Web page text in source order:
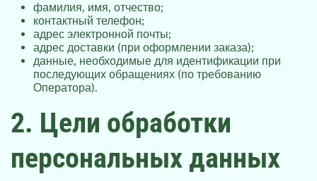
фамилия, имя, отчество;
контактный телефон;
адрес электронной почты;
адрес доставки (при оформлении заказа);
данные, необходимые для идентификации при
последующих обращениях (по требованию
Оператора).
2. Цели обработки
персональных данных